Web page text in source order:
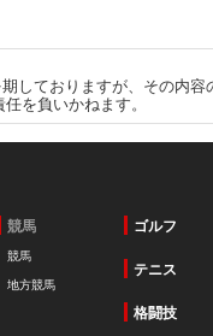
しておりますが、その内
を負いかねます。
競馬
競馬
地方競馬
ゴルフ
テニス
格闘技